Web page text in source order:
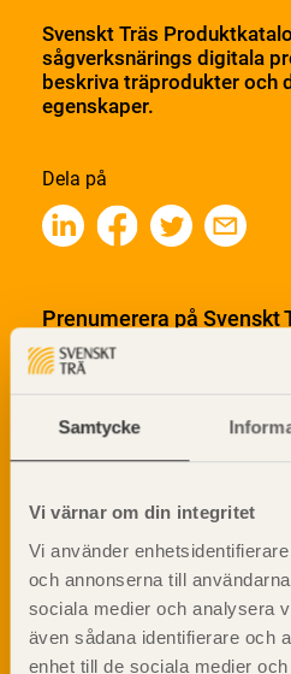
Samtycke
Vi värnar om din integritet
Vi använder
och annonserna till
sociala medier och analysera
även sådana identifierare och
enhet till de sociala medier
Svenskt Träs
sågverksnärings digitala
beskriva träprodukter och
egenskaper.
Dela på
Prenumerera på Svenskt
informationsutskick!